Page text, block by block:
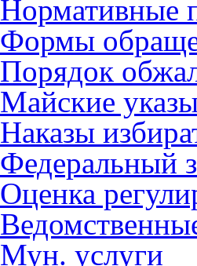
Нормативные
Формы
Порядок
Майские
Наказы
Федеральный
Оценка
Мун. услуги